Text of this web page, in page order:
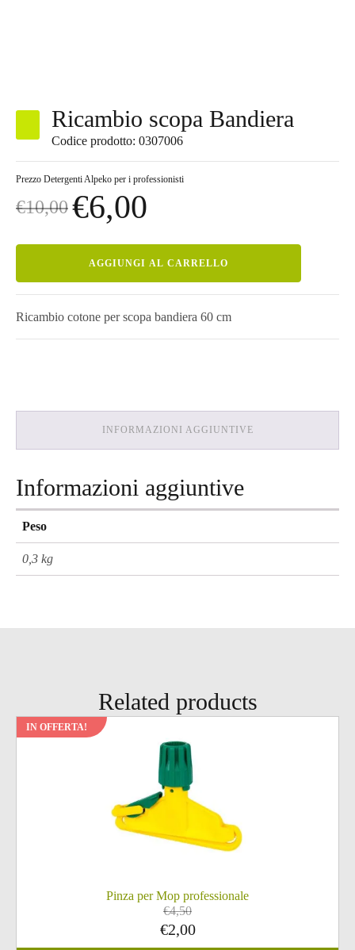
Ricambio scopa Bandiera
Codice prodotto: 0307006
Prezzo Detergenti Alpeko per i professionisti
€10,00
prezzo
originale
€6,00
prezzo
attuale
Bandiera
quantità
AGGIUNGI AL CARRELLO
Ricambio cotone per scopa bandiera 60 cm
INFORMAZIONI AGGIUNTIVE
Informazioni aggiuntive
Peso
0,3 kg
Related products
IN OFFERTA!
Pinza per Mop professionale
€4,50
Il
€2,00Il